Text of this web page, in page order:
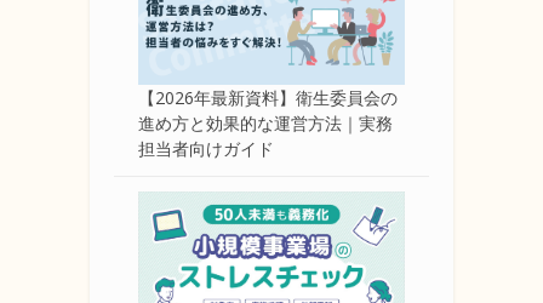
【2026年最新資料】衛生委員会の
進め方と効果的な運営方法｜実務
担当者向けガイド